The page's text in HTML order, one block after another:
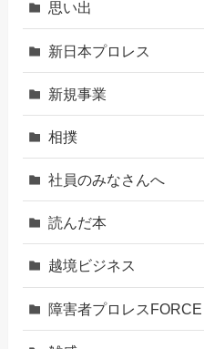
思い出
新日本プロレス
新規事業
相撲
社員のみなさんへ
読んだ本
越境ビジネス
障害者プロレスFORCE